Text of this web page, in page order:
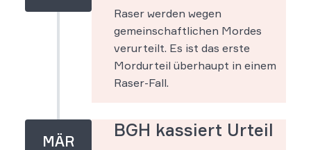
Raser werden wegen
gemeinschaftlichen Mordes
verurteilt. Es ist das erste
Mordurteil überhaupt in einem
Raser-Fall.
MÄR
BGH kassiert Urteil